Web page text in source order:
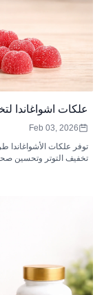
علكات اشواغاندا
Feb 03, 2026
توفر علكات الأشواغاندا
تخفيف التوتر وتحسين